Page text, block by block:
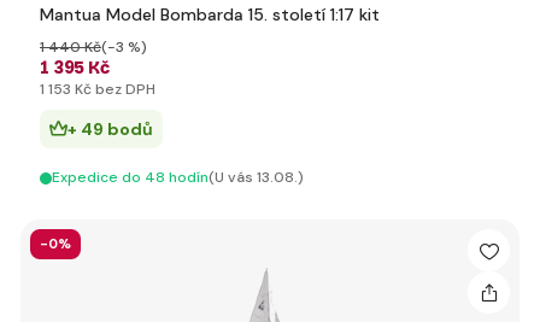
Mantua Model Bombarda 15. století 1:17 kit
1 395 Kč
1 440 Kč(-3 %)
1 153 Kč bez DPH
+ 49 bodů
Expedice do 48 hodín(U vás 13.08.)
-0%